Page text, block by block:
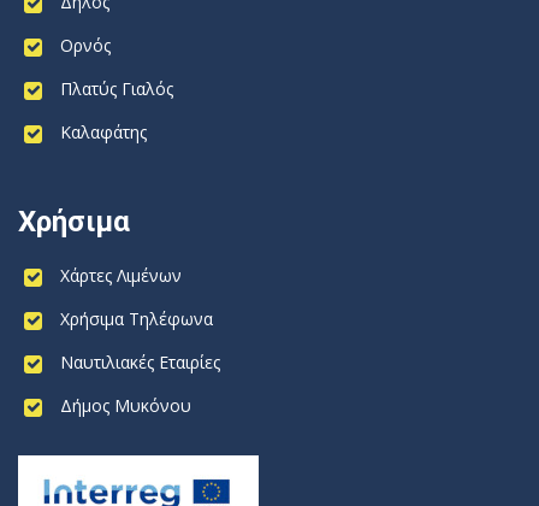
Ορνός
Πλατύς Γιαλός
Καλαφάτης
Χρήσιμα
Χάρτες Λιμένων
Χρήσιμα Τηλέφωνα
Ναυτιλιακές Εταιρίες
Δήμος Μυκόνου